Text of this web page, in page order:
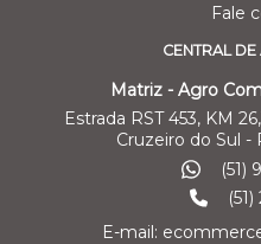
Fale
CENTRAL
Matriz - Agro
Estrada RST 453, KM
Cruzeiro do Sul -
(51)
E-mail: